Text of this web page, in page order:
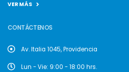
VER MÁS
CONTÁCTENOS
Av. Italia 1045, Providencia
Lun - Vie: 9:00 - 18:00 hrs.